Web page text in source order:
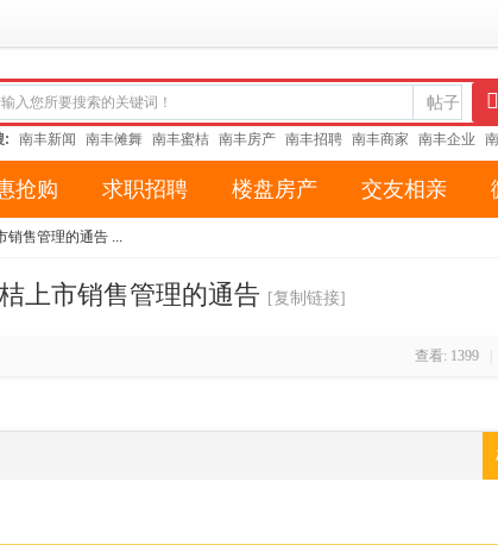
帖子
: 南丰新闻 南丰傩舞 南丰蜜桔 南丰房产 南丰招聘 南丰商家 南丰企业
抢购 求职招聘 楼盘房产 交友相亲
销售管理的通告 ...
上市销售管理的通告 [复制链接]
查看: 1399